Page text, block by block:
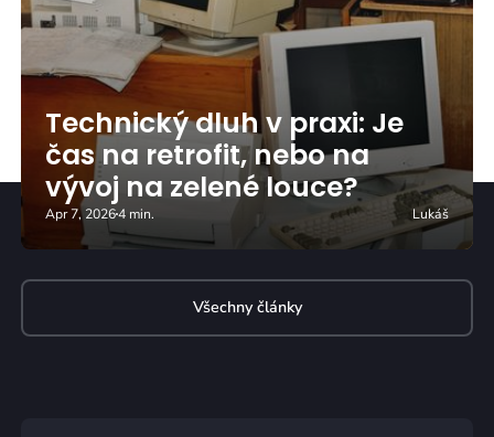
Technický dluh v praxi: Je
čas na retrofit, nebo na
vývoj na zelené louce?
Apr 7, 20264 min. Lukáš
Všechny články